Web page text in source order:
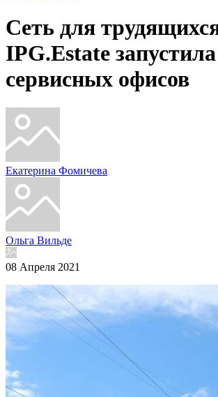
Сеть для
IPG.Estate
сервисных офисов
Екатерина Фомичева
Ольга Вильде
08 Апреля 2021